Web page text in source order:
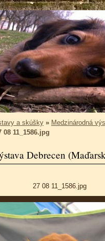
a skúšky » Medzinárodná
08 11_1586.jpg
Debrecen
27 08 11_1586.jpg